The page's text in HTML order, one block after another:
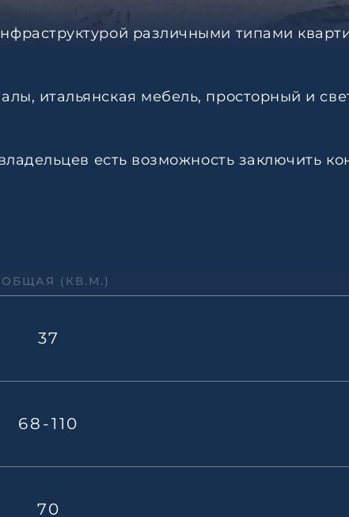
различными типами
итальянская мебель, просторный и
есть возможность заключить
ОБЩАЯ (КВ.М.)
37
68-110
70